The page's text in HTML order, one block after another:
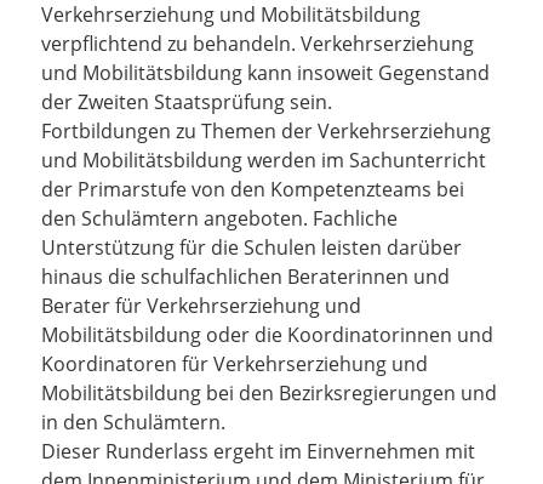
Verkehrserziehung und Mobilitätsbildung
verpflichtend zu behandeln. Verkehrserziehung
und Mobilitätsbildung kann insoweit Gegenstand
der Zweiten Staatsprüfung sein.
Fortbildungen zu Themen der Verkehrserziehung
und Mobilitätsbildung werden im Sachunterricht
der Primarstufe von den Kompetenzteams bei
den Schulämtern angeboten. Fachliche
Unterstützung für die Schulen leisten darüber
hinaus die schulfachlichen Beraterinnen und
Berater für Verkehrserziehung und
Mobilitätsbildung oder die Koordinatorinnen und
Koordinatoren für Verkehrserziehung und
Mobilitätsbildung bei den Bezirksregierungen und
in den Schulämtern.
Dieser Runderlass ergeht im Einvernehmen mit